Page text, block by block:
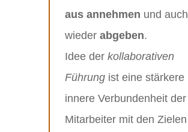
aus annehmen und auch
wieder abgeben.
Idee der kollaborativen
Führungist eine stärkere
innere Verbundenheit der
Mitarbeiter mit den Zielen